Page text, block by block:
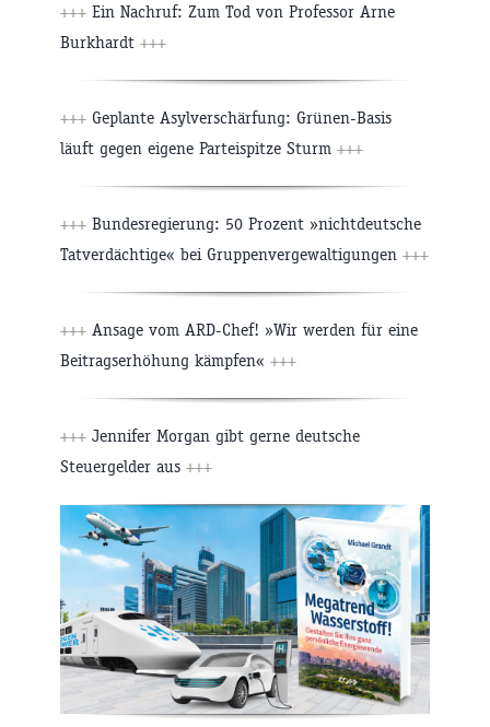
+++ Ein Nachruf: Zum Tod von Professor Arne
Burkhardt +++
+++ Geplante Asylverschärfung: Grünen-Basis
läuft gegen eigene Parteispitze Sturm +++
+++ Bundesregierung: 50 Prozent »nichtdeutsche
Tatverdächtige« bei Gruppenvergewaltigungen +++
+++ Ansage vom ARD-Chef! »Wir werden für eine
Beitragserhöhung kämpfen« +++
+++ Jennifer Morgan gibt gerne deutsche
Steuergelder aus +++